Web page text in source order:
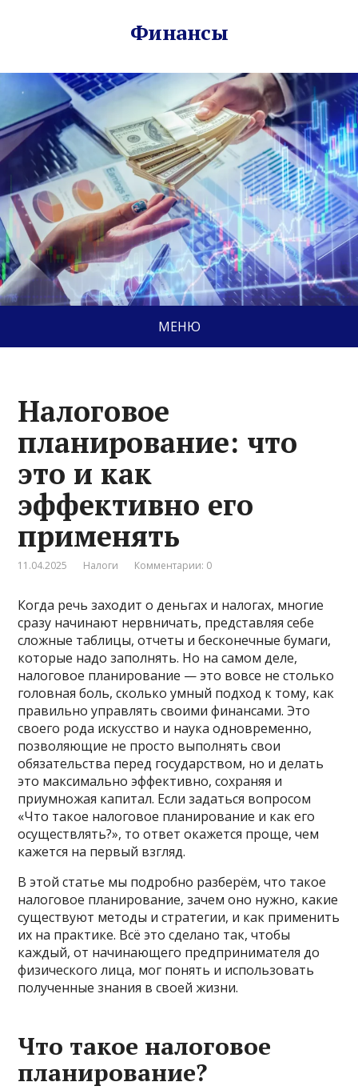
Финансы
МЕНЮ
Налоговое
планирование: что
это и как
эффективно его
применять
11.04.2025 Налоги Комментарии: 0
Когда речь заходит о деньгах и налогах, многие
сразу начинают нервничать, представляя себе
сложные таблицы, отчеты и бесконечные бумаги,
которые надо заполнять. Но на самом деле,
налоговое планирование — это вовсе не столько
головная боль, сколько умный подход к тому, как
правильно управлять своими финансами. Это
своего рода искусство и наука одновременно,
позволяющие не просто выполнять свои
обязательства перед государством, но и делать
это максимально эффективно, сохраняя и
приумножая капитал. Если задаться вопросом
«Что такое налоговое планирование и как его
осуществлять?», то ответ окажется проще, чем
кажется на первый взгляд.
В этой статье мы подробно разберём, что такое
налоговое планирование, зачем оно нужно, какие
существуют методы и стратегии, и как применить
их на практике. Всё это сделано так, чтобы
каждый, от начинающего предпринимателя до
физического лица, мог понять и использовать
полученные знания в своей жизни.
Что такое налоговое
планирование?